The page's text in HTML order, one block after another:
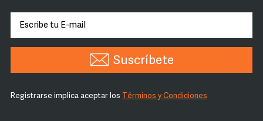
Suscríbete
Registrarse implica aceptar los Términos y Condiciones